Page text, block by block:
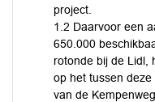
project.
1.2 Daarvoor een
650.000
rotonde bij de Lidl,
op het tussen
van de